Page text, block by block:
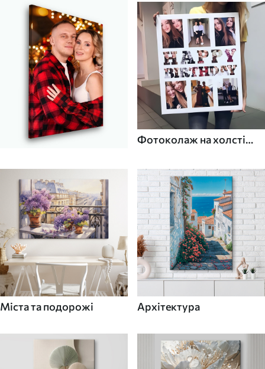
Фотоколаж на холсті
Міста та подорожі Архітектура